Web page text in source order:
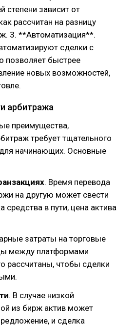
зависит от
рассчитан на разницу
3. **Автоматизация**.
сделки с
позволяет быстрее
новых возможностей,
арбитража
преимущества,
требует тщательного
начинающих. Основные
. Время перевода
на другую может свести
средства в пути, цена актива
затраты на торговые
между платформами
рассчитаны, чтобы сделки
. В случае низкой
из бирж актив может
и сделка